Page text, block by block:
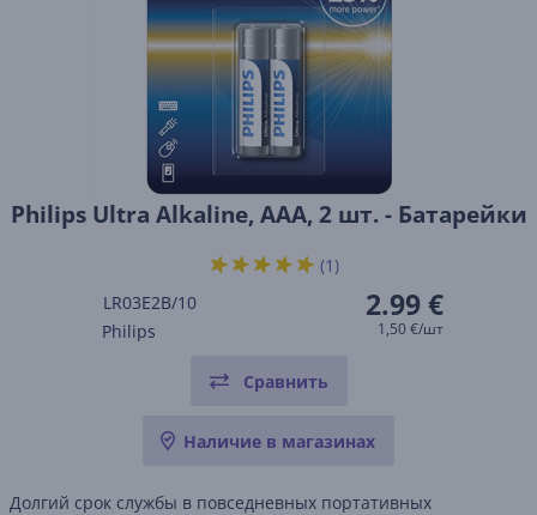
Philips Ultra Alkaline, AAA, 2 шт. - Батарейки
LR03E2B/10
Philips
2.99 €
1,50 €/шт
(1)
Сравнить
Наличие в магазинах
Долгий срок службы в повседневных портативных